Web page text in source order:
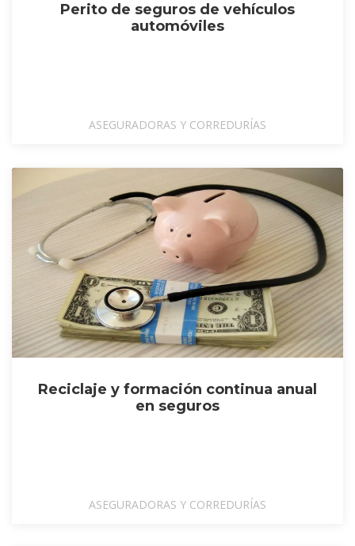
Perito de seguros de vehículos
automóviles
ASEGURADORAS Y CORREDURÍAS
Reciclaje y formación continua anual
en seguros
ASEGURADORAS Y CORREDURÍAS